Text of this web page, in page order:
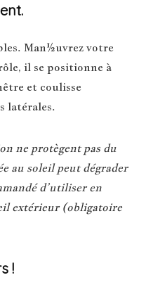
Man½uvrez votre
il se positionne à
et coulisse
latérales.
ne protègent pas du
au soleil peut dégrader
d’utiliser en
extérieur (obligatoire
!